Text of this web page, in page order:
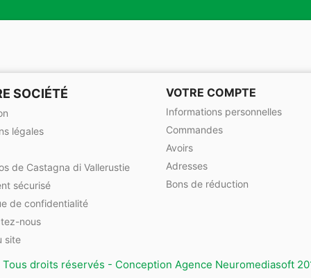
SOCIÉTÉ
légales
de Castagna di Vallerustie
sécurisé
de confidentialité
nous
site
VOTRE COMPTE
Informations personnelles
Commandes
Avoirs
Adresses
Bons de réduction
droits réservés - Conception Agence Neuromediasoft